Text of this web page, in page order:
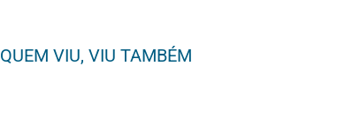
QUEM VIU, VIU TAMBÉM